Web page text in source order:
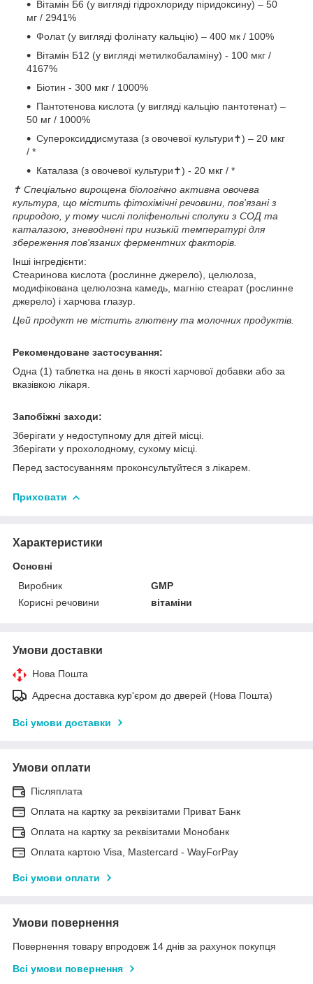
Вітамін Б6 (у вигляді гідрохлориду піридоксину) – 50
мг / 2941%
Фолат (у вигляді фолінату кальцію) – 400 мк / 100%
Вітамін Б12 (у вигляді метилкобаламіну) - 100 мкг /
4167%
Біотин - 300 мкг / 1000%
Пантотенова кислота (у вигляді кальцію пантотенат) –
50 мг / 1000%
Супероксиддисмутаза (з овочевої культури✝) – 20 мкг
/ *
Каталаза (з овочевої культури✝) - 20 мкг / *
✝ Спеціально вирощена біологічно активна овочева
культура, що містить фітохімічні речовини, пов'язані з
природою, у тому числі поліфенольні сполуки з СОД та
каталазою, зневоднені при низькій температурі для
збереження пов'язаних ферментних факторів.
Інші інгредієнти:
Стеаринова кислота (рослинне джерело), целюлоза,
модифікована целюлозна камедь, магнію стеарат (рослинне
джерело) і харчова глазур.
Цей продукт не містить глютену та молочних продуктів.
Рекомендоване застосування:
Одна (1) таблетка на день в якості харчової добавки або за
вказівкою лікаря.
Запобіжні заходи:
Зберігати у недоступному для дітей місці.
Зберігати у прохолодному, сухому місці.
Перед застосуванням проконсультуйтеся з лікарем.
Приховати
Характеристики
Основні
Виробник
GMP
Корисні речовини
вітаміни
Умови доставки
Нова Пошта
Адресна доставка кур'єром до дверей (Нова Пошта)
Всі умови доставки
Умови оплати
Післяплата
Оплата на картку за реквізитами Приват Банк
Оплата на картку за реквізитами Монобанк
Оплата картою Visa, Mastercard - WayForPay
Всі умови оплати
Умови повернення
Повернення товару впродовж 14 днів за рахунок покупця
Всі умови повернення